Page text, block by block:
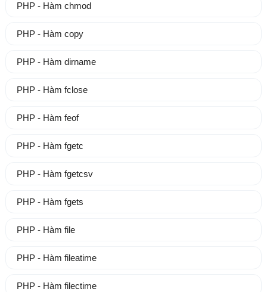
PHP - Hàm chmod
PHP - Hàm copy
PHP - Hàm dirname
PHP - Hàm fclose
PHP - Hàm feof
PHP - Hàm fgetc
PHP - Hàm fgetcsv
PHP - Hàm fgets
PHP - Hàm file
PHP - Hàm fileatime
PHP - Hàm filectime